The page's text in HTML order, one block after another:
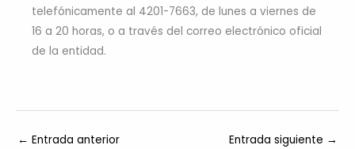
telefónicamente al 4201-7663, de lunes a viernes de
16 a 20 horas, o a través del correo electrónico oficial
de la entidad.
← Entrada anterior Entrada siguiente →